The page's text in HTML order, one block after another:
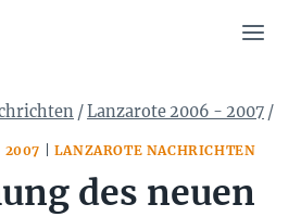
/Lanzarote 2006 - 2007 /
2007 LANZAROTE NACHRICHTEN
des neuen